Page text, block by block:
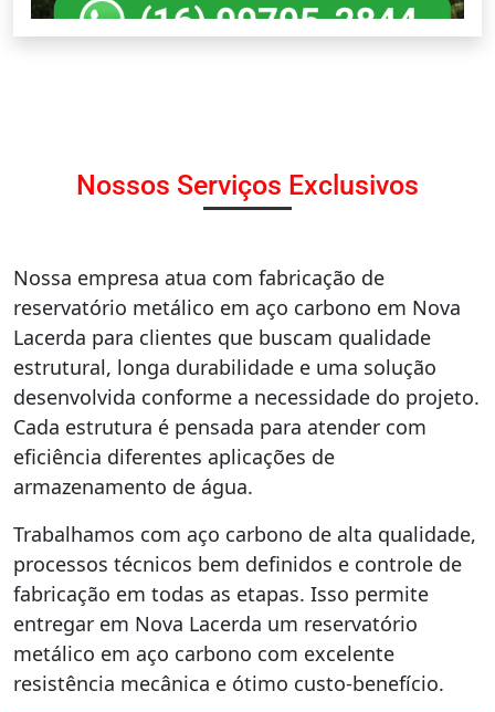
Nossos Serviços Exclusivos
Nossa empresa atua com fabricação de
reservatório metálico em aço carbono em Nova
Lacerda para clientes que buscam qualidade
estrutural, longa durabilidade e uma solução
desenvolvida conforme a necessidade do projeto.
Cada estrutura é pensada para atender com
eficiência diferentes aplicações de
armazenamento de água.
Trabalhamos com aço carbono de alta qualidade,
processos técnicos bem definidos e controle de
fabricação em todas as etapas. Isso permite
entregar em Nova Lacerda um reservatório
metálico em aço carbono com excelente
resistência mecânica e ótimo custo-benefício.